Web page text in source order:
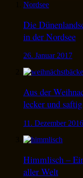
Die
in der Nordsee
26. Januar 2017
Aus der
lecker und saftig
11. Dezember 2016
Himmlisch –
aller Welt